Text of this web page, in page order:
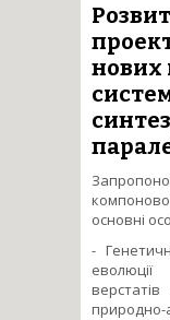
нових
основні
-
природно-